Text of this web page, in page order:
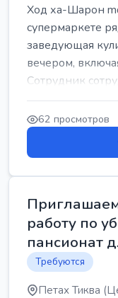
Ход ха-Шарон
супермаркете
заведующая
вечером,
Сотрудник
62 просмотров
работу по
пансионат
Требуются
Петах Тиква